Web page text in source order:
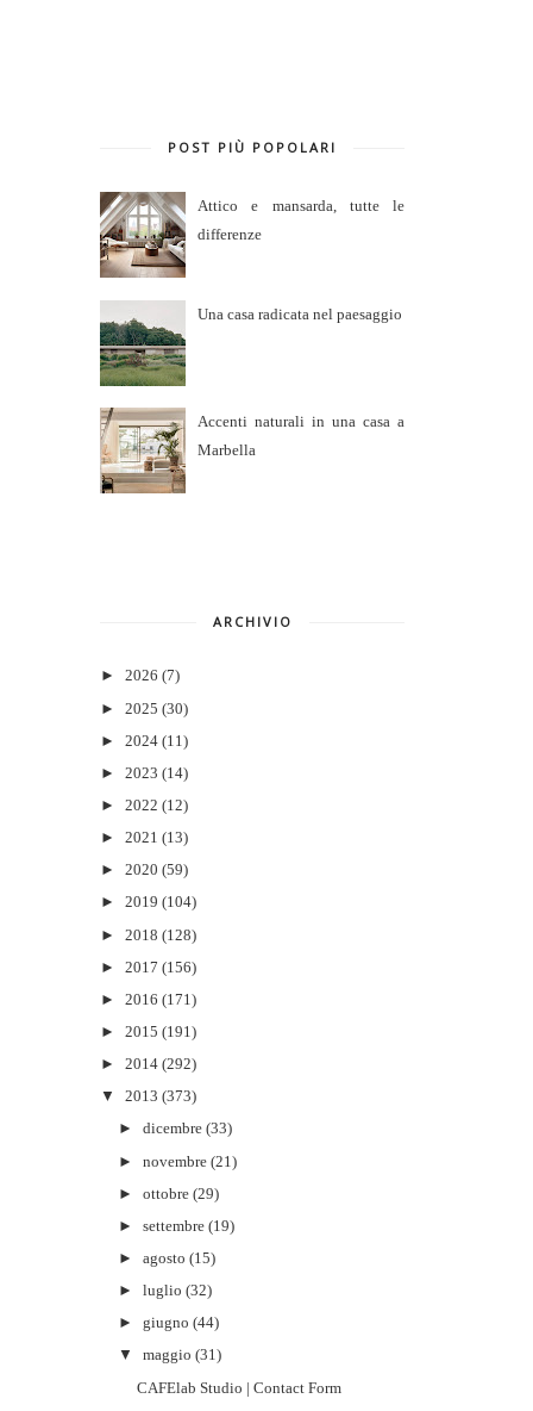
POST PIÙ POPOLARI
Attico e mansarda, tutte le
differenze
Una casa radicata nel paesaggio
Accenti naturali in una casa a
Marbella
ARCHIVIO
► 2026 (7)
► 2025 (30)
► 2024 (11)
► 2023 (14)
► 2022 (12)
► 2021 (13)
► 2020 (59)
► 2019 (104)
► 2018 (128)
► 2017 (156)
► 2016 (171)
► 2015 (191)
► 2014 (292)
▼
2013 (373)
►dicembre (33)
►novembre (21)
►ottobre (29)
►settembre (19)
►agosto (15)
►luglio (32)
►giugno (44)
▼
maggio (31)
CAFElab Studio | Contact Form